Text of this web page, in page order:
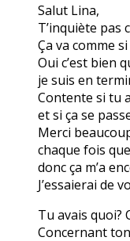
Salut Lina,
T’inquiète pas
Ça va comme
Oui c’est bien
je suis en
Contente si tu
et si ça se
Merci
chaque fois
donc ça m’a
J’essaierai de
Tu avais quoi?
Concernant